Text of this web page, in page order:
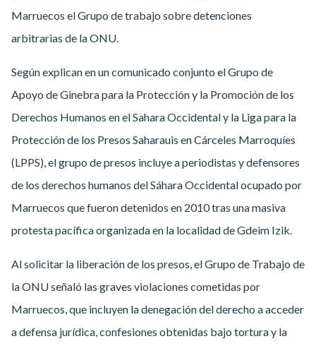
Marruecos el Grupo de trabajo sobre detenciones
arbitrarias de la ONU.
Según explican en un comunicado conjunto el Grupo de
Apoyo de Ginebra para la Protección y la Promoción de los
Derechos Humanos en el Sahara Occidental y la Liga para la
Protección de los Presos Saharauis en Cárceles Marroquíes
(LPPS), el grupo de presos incluye a periodistas y defensores
de los derechos humanos del Sáhara Occidental ocupado por
Marruecos que fueron detenidos en 2010 tras una masiva
protesta pacífica organizada en la localidad de Gdeim Izik.
Al solicitar la liberación de los presos, el Grupo de Trabajo de
la ONU señaló las graves violaciones cometidas por
Marruecos, que incluyen la denegación del derecho a acceder
a defensa jurídica, confesiones obtenidas bajo tortura y la